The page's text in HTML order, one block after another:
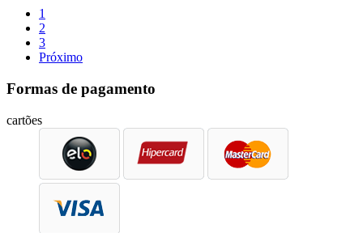
1
2
3
Próximo
Formas de pagamento
cartões